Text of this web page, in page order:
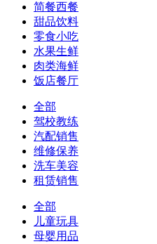
简餐西餐
甜品饮料
零食小吃
水果生鲜
肉类海鲜
饭店餐厅
全部
驾校教练
汽配销售
维修保养
洗车美容
租赁销售
全部
儿童玩具
母婴用品